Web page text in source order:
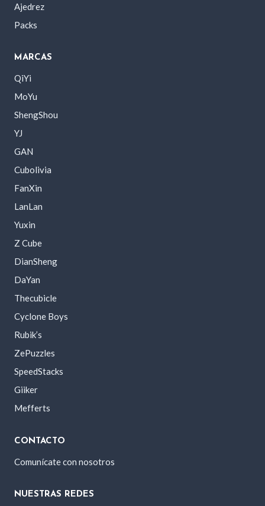
Ajedrez
Packs
MARCAS
QiYi
MoYu
ShengShou
YJ
GAN
Cubolivia
FanXin
LanLan
Yuxin
Z Cube
DianSheng
DaYan
Thecubicle
Cyclone Boys
Rubik’s
ZePuzzles
SpeedStacks
Giiker
Mefferts
CONTACTO
Comunícate con nosotros
NUESTRAS REDES